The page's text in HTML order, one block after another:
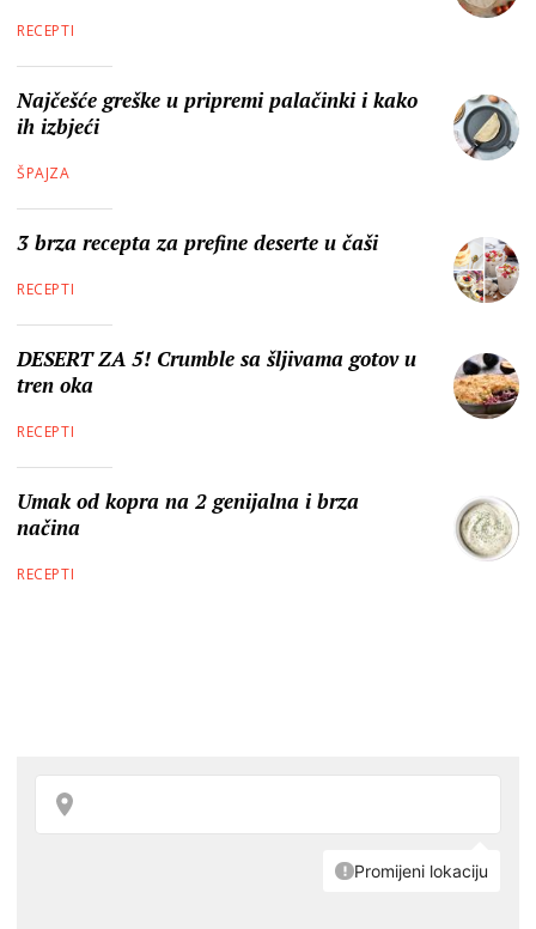
RECEPTI
Najčešće greške u pripremi palačinki i kako
ih izbjeći
ŠPAJZA
3 brza recepta za prefine deserte u čaši
RECEPTI
DESERT ZA 5! Crumble sa šljivama gotov u
tren oka
RECEPTI
Umak od kopra na 2 genijalna i brza
načina
RECEPTI